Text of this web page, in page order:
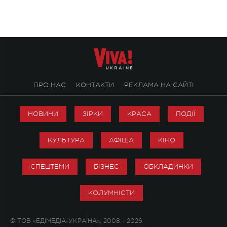
ПРО НАС КОНТАКТИ РЕКЛАМА НА САЙТІ
НОВИНИ ЗІРКИ КРАСА ПОДІЇ
КУЛЬТУРА АФІША КІНО
СПЕЦТЕМИ БІЗНЕС ОБКЛАДИНКИ
КОЛУМНІСТИ
© ТОВ «ЕДІМЕДІА-УКРАЇНА», 2008 - 2026